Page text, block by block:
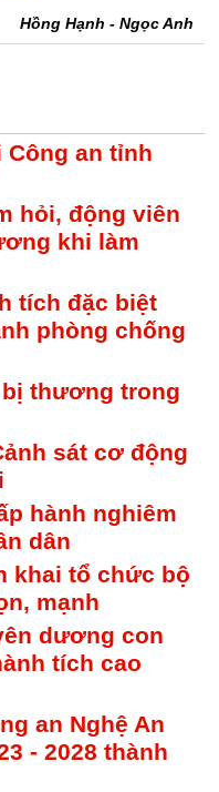
Hồng Hạnh - Ngọc Anh
Công an tỉnh
hỏi, động viên
khi làm
tích đặc biệt
phòng chống
thương trong
sát cơ động
hành nghiêm
dân
khai tổ chức bộ
mạnh
dương con
tích cao
an Nghệ An
- 2028 thành